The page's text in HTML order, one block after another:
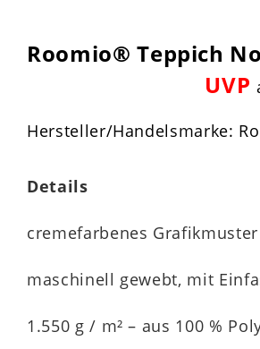
Roomio® Teppich
UVP
Hersteller/Handelsmarke:
Details
cremefarbenes Grafikmuster
maschinell gewebt, mit
1.550 g / m² – aus 100 %